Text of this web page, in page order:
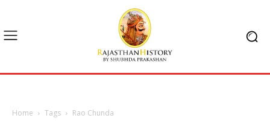
Home Tags Rao Chunda